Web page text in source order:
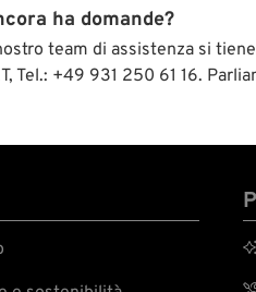
ha domande?
team di assistenza si
Tel.: +49 931 250 61 16.